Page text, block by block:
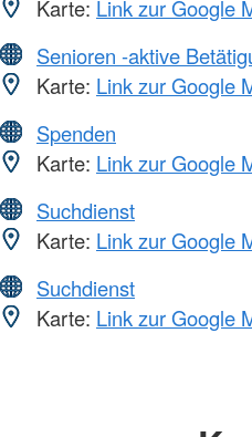
Karte: Link zur Google
Senioren -aktive
Karte: Link zur Google
Spenden
Karte: Link zur Google
Suchdienst
Karte: Link zur Google
Suchdienst
Karte: Link zur Google